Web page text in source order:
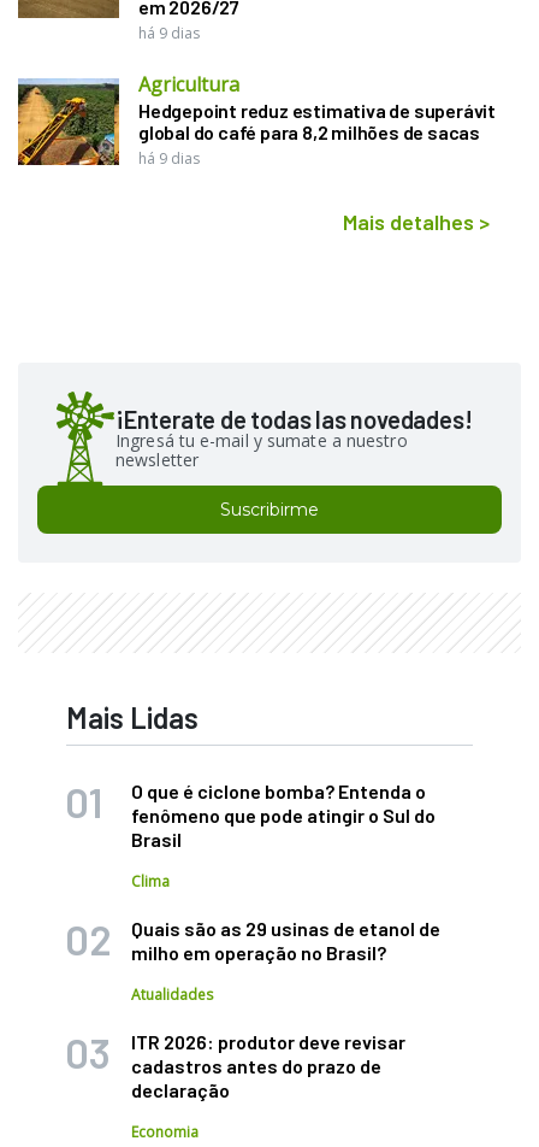
em 2026/27
há 9 dias
Agricultura
Hedgepoint reduz estimativa de superávit
global do café para 8,2 milhões de sacas
há 9 dias
Mais detalhes >
¡Enterate de todas las novedades!
Ingresá tu e-mail y sumate a nuestro
newsletter
Suscribirme
Mais Lidas
O que é ciclone bomba? Entenda o
fenômeno que pode atingir o Sul do
Brasil
Clima
Quais são as 29 usinas de etanol de
milho em operação no Brasil?
Atualidades
ITR 2026: produtor deve revisar
cadastros antes do prazo de
declaração
Economia